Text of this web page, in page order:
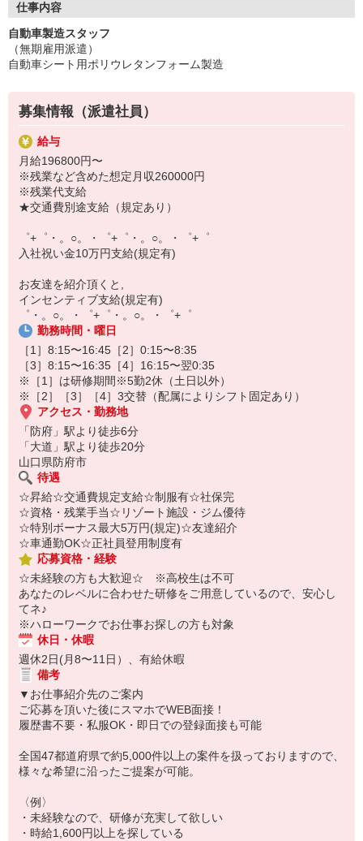
充実の福利厚生、各種施設利用の特典など、
お仕事以外も充実させたいあなたの味方です♪
【選べるお仕事いろいろ】
事務、経理、データ入力、コールセンター、受付
機械/食品製造・梱包・仕分け・加工・組立・検査
▼美容系
眉毛サロンのアイブロウ・ネイリスト・エステ
▼営業・販売
法人営業・アパレル販売・個別指導塾・人材紹介
短期・期間限定・オープニング・官公庁案件
上場/優良/大手企業など
【スマホ面接実施中】
￣￣￣￣￣￣￣￣￣
自宅に居ながらスマホでカンタン面接OK！
オンライン面談なのでスピード対応。
即日登録もOK♪
気になった方はお気軽にご相談ください！
仕事内容
自動車製造スタッフ
（無期雇用派遣）
自動車シート用ポリウレタンフォーム製造
募集情報（派遣社員）
給与
月給196800円〜
※残業など含めた想定月収260000円
※残業代支給
★交通費別途支給（規定あり）
゜+゜・。○。・゜+゜・。○。・゜+゜
入社祝い金10万円支給(規定有)
お友達を紹介頂くと,
インセンティブ支給(規定有)
゜・。○。・゜+゜・。○。・゜+゜
勤務時間・曜日
［1］8:15〜16:45［2］0:15〜8:35
［3］8:15〜16:35［4］16:15〜翌0:35
※［1］は研修期間※5勤2休（土日以外）
※［2］［3］［4］3交替（配属によりシフト固定あり）
アクセス・勤務地
「防府」駅より徒歩6分
「大道」駅より徒歩20分
山口県防府市
待遇
☆昇給☆交通費規定支給☆制服有☆社保完
☆資格・残業手当☆リゾート施設・ジム優待
☆特別ボーナス最大5万円(規定)☆友達紹介
☆車通勤OK☆正社員登用制度有
応募資格・経験
☆未経験の方も大歓迎☆ ※高校生は不可
あなたのレベルに合わせた研修をご用意しているので、安心し
てネ♪
※ハローワークでお仕事お探しの方も対象
休日・休暇
週休2日(月8〜11日）、有給休暇
備考
▼お仕事紹介先のご案内
ご応募を頂いた後にスマホでWEB面接！
履歴書不要・私服OK・即日での登録面接も可能
全国47都道府県で約5,000件以上の案件を扱っておりますので、
様々な希望に沿ったご提案が可能。
〈例〉
・未経験なので、研修が充実して欲しい
・時給1,600円以上を探している